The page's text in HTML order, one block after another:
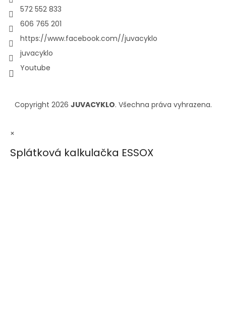
572 552 833
606 765 201
https://www.facebook.com//juvacyklo
juvacyklo
Youtube
Copyright 2026 JUVACYKLO. Všechna práva vyhrazena.
×
Splátková kalkulačka ESSOX